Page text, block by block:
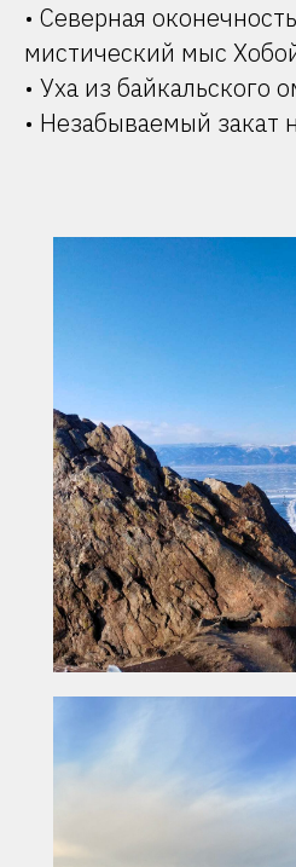
• Северная
мистический мыс
• Уха из байкальского
• Незабываемый